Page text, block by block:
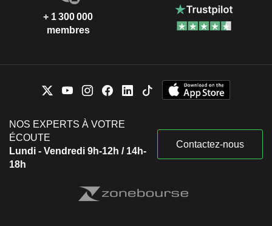
+ 1 300 000
membres
NOS EXPERTS À VOTRE
ÉCOUTE
Lundi - Vendredi 9h-12h / 14h-
18h
Contactez-nous